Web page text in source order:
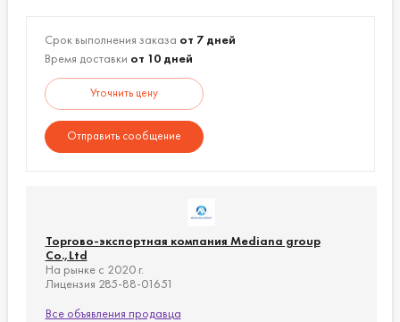
Срок выполнения заказа от 7 дней
Время доставки от 10 дней
Уточнить цену
Отправить сообщение
Торгово-экспортная компания Mediana group
Co.,Ltd
На рынке с 2020 г.
Лицензия 285-88-01651
Все объявления продавца